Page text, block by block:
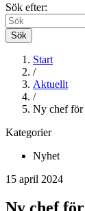
Sök efter:
Sök
Start
/
Aktuellt
/
Ny chef för
Kategorier
Nyhet
15 april 2024